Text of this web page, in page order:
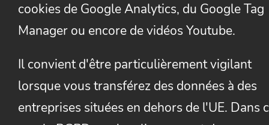
cookies de Google Analytics, du Google Tag
Manager ou encore de vidéos Youtube.
Il convient d'être particulièrement vigilant
lorsque vous transférez des données à des
entreprises situées en dehors de l'UE. Dans